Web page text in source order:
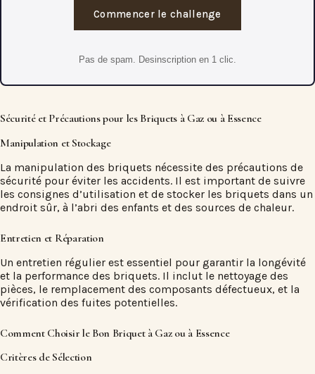
Commencer le challenge
Pas de spam. Desinscription en 1 clic.
Sécurité et Précautions pour les Briquets à Gaz ou à Essence
Manipulation et Stockage
La manipulation des briquets nécessite des précautions de
sécurité pour éviter les accidents. Il est important de suivre
les consignes d’utilisation et de stocker les briquets dans un
endroit sûr, à l’abri des enfants et des sources de chaleur.
Entretien et Réparation
Un entretien régulier est essentiel pour garantir la longévité
et la performance des briquets. Il inclut le nettoyage des
pièces, le remplacement des composants défectueux, et la
vérification des fuites potentielles.
Comment Choisir le Bon Briquet à Gaz ou à Essence
Critères de Sélection